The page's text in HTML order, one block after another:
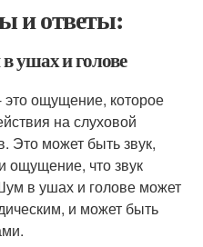
и ответы:
ушах и голове
ощущение, которое
на слуховой
Это может быть звук,
ощущение, что звук
в ушах и голове может
и может быть